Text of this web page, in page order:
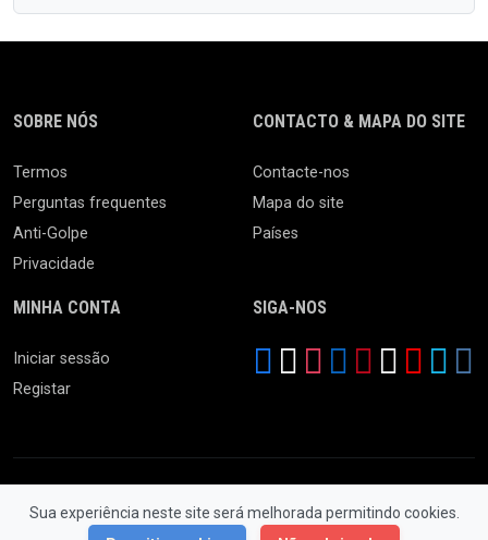
Sua experiência neste site será melhorada permitindo cookies.
SOBRE NÓS
Termos
Perguntas frequentes
Anti-Golpe
Privacidade
CONTACTO & MAPA DO SITE
Contacte-nos
Mapa do site
Países
MINHA CONTA
Iniciar sessão
Registar
SIGA-NOS
© 2026 Feira da Ladra. Todos os Direitos Reservados.